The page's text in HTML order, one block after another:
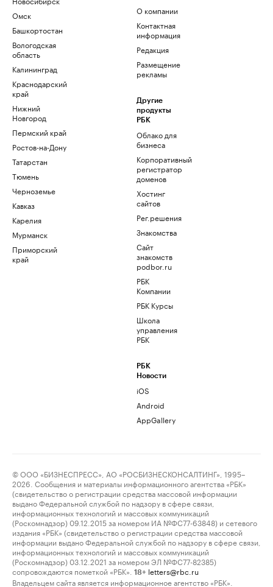
Омск
Башкортостан
Вологодская
область
Калининград
Краснодарский
край
Нижний
Новгород
Пермский край
Ростов-на-Дону
Татарстан
Тюмень
Черноземье
Кавказ
Карелия
Мурманск
Приморский
край
О компании
Контактная
информация
Редакция
Размещение
рекламы
Другие
продукты
РБК
Облако для
бизнеса
Корпоративный
регистратор
доменов
Хостинг
сайтов
Рег.решения
Знакомства
Сайт
знакомств
podbor.ru
РБК
Компании
РБК Курсы
Школа
управления
РБК
РБК
Новости
iOS
Android
AppGallery
© ООО «БИЗНЕСПРЕСС», АО «РОСБИЗНЕСКОНСАЛТИНГ», 1995–
2026. Сообщения и материалы информационного агентства «РБК»
(свидетельство о регистрации средства массовой информации
выдано Федеральной службой по надзору в сфере связи,
информационных технологий и массовых коммуникаций
(Роскомнадзор) 09.12.2015 за номером ИА №ФС77-63848) и сетевого
издания «РБК» (свидетельство о регистрации средства массовой
информации выдано Федеральной службой по надзору в сфере связи,
информационных технологий и массовых коммуникаций
(Роскомнадзор) 03.12.2021 за номером ЭЛ №ФС77-82385)
сопровождаются пометкой «РБК».
18+ letters@rbc.ru
Владельцем сайта является информационное агентство «РБК».